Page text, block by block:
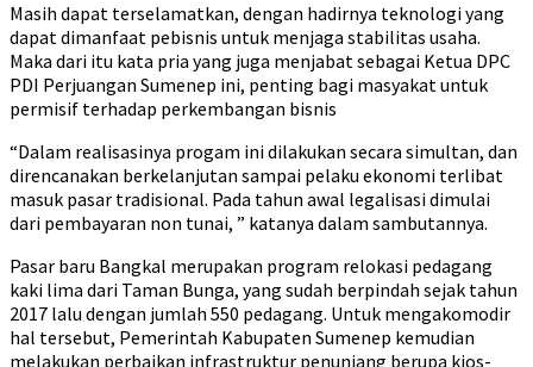
Masih dapat terselamatkan, dengan hadirnya teknologi yang
dapat dimanfaat pebisnis untuk menjaga stabilitas usaha.
Maka dari itu kata pria yang juga menjabat sebagai Ketua DPC
PDI Perjuangan Sumenep ini, penting bagi masyakat untuk
permisif terhadap perkembangan bisnis
“Dalam realisasinya progam ini dilakukan secara simultan, dan
direncanakan berkelanjutan sampai pelaku ekonomi terlibat
masuk pasar tradisional. Pada tahun awal legalisasi dimulai
dari pembayaran non tunai, ” katanya dalam sambutannya.
Pasar baru Bangkal merupakan program relokasi pedagang
kaki lima dari Taman Bunga, yang sudah berpindah sejak tahun
2017 lalu dengan jumlah 550 pedagang. Untuk mengakomodir
hal tersebut, Pemerintah Kabupaten Sumenep kemudian
melakukan perbaikan infrastruktur penunjang berupa kios-